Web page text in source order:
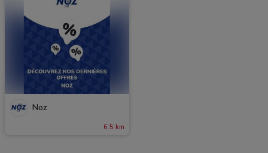
Noz
6.5 km